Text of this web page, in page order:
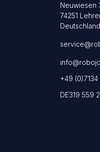
Neuwiesen
74251
Deutschland
+49 (0)7134
DE319 559